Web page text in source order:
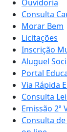
Ouvidoria
Consulta
Morar Bem
Licitações
Inscrição
Aluguel
Portal
Via Rápida
Consulta
Emissão 2ª
Consulta